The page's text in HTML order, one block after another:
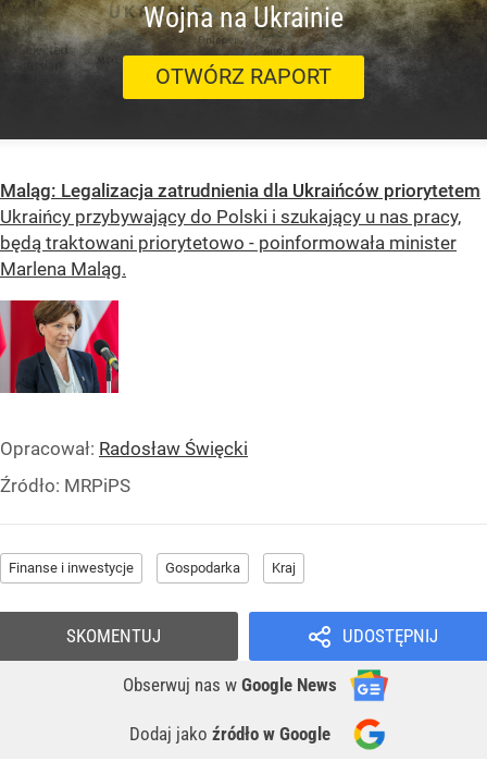
Wojna na Ukrainie
OTWÓRZ RAPORT
Maląg: Legalizacja zatrudnienia dla Ukraińców priorytetem
Ukraińcy przybywający do Polski i szukający u nas pracy,
będą traktowani priorytetowo - poinformowała minister
Marlena Maląg.
Opracował: Radosław Święcki
Źródło: MRPiPS
Finanse i inwestycje Gospodarka Kraj
UDOSTĘPNIJ
Obserwuj nas w Google News
Dodaj jako źródło w Google
SKOMENTUJ